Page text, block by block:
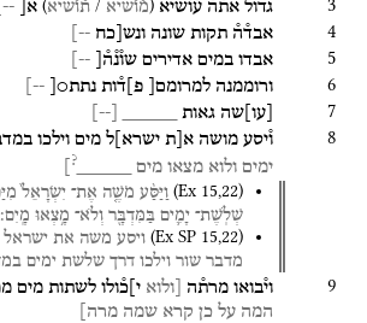
3 גדול את֯ה֯ ע֯ו֯שיא (מ֯ו֯שיא / ת֯ו֯שיא) א֯[ --]
4 אבד֯ה֯ תקות שונה ונש[כח --]
5 אבדו במים אדירים שו֯נ֯ה֯[ --]
6 ורוממנה למרומם[ פ]ד֯ות נתת○[ --]
7 עו שה גאות --
8 ו֯יסע מושה א[ת ישרא]ל מים וילכו
ימים ולוא מצאו מים ?
(Ex 15,22) וַיַּסַּ֨ע מֹשֶׁ֤ה אֶת־ יִשְׂרָאֵל֙
שְׁלֹֽשֶׁת־ יָמִ֛ים בַּמִּדְבָּ֖ר וְלֹא־ מָ֥צְאוּ מָֽיִם׃
(Ex SP 15,22) ויסע משה את ישראל
מדבר שור וילכו דרך שלשת ימים
9 וי֯בואו מרת֯ה [ולוא י]כ֯ולו לשתות מים
המה על כן קרא שמה מרה]